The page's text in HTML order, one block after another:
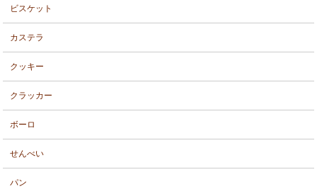
ビスケット
カステラ
クッキー
クラッカー
ボーロ
せんべい
パン